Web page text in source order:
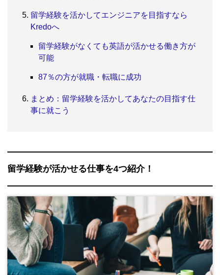
留学経験を活かしてエンジニアを目指すなら
Kredoへ
留学経験がなくても英語が活かせる働き方が
可能
87％の方が就職・転職に成功
まとめ：留学経験を活かしてあなたの目指す仕
事に就こう
留学経験が活かせる仕事を4つ紹介！